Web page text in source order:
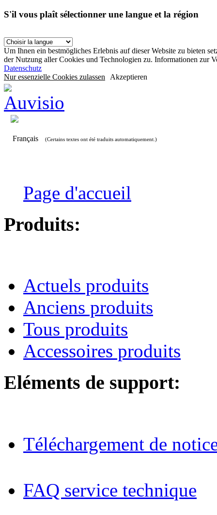
S'il vous plaît sélectionner une langue et la région
Um Ihnen ein bestmögliches Erlebnis auf dieser Website zu bieten
der Nutzung aller Cookies und Technologien zu. Informationen zur
Datenschutz
Nur essenzielle Cookies zulassen Akzeptieren
Français (Certains textes ont été traduits automatiquement.)
Page d'accueil
Produits:
Actuels produits
Anciens produits
Tous produits
Accessoires produits
Eléments de support:
Téléchargement de
FAQ service technique